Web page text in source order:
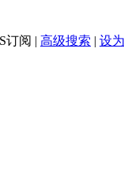
订阅 | 高级搜索 | 设